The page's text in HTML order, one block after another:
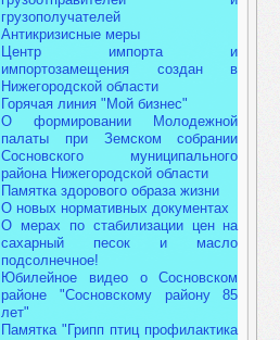
грузополучателей
Антикризисные меры
Центр импорта и
импортозамещения создан в
Нижегородской области
Горячая линия "Мой бизнес"
О формировании Молодежной
палаты при Земском собрании
Сосновского муниципального
района Нижегородской области
Памятка здорового образа жизни
О новых нормативных документах
О мерах по стабилизации цен на
сахарный песок и масло
подсолнечное!
Юбилейное видео о Сосновском
районе "Сосновскому району 85
лет"
Памятка "Грипп птиц профилактика